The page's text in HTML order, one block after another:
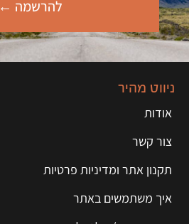
להרשמה ←
ניווט מהיר
אודות
צור קשר
תקנון אתר ומדיניות פרטיות
איך משתמשים באתר